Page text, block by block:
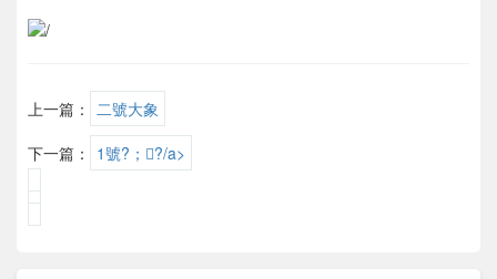
上一篇：
二號大象
下一篇：
1號?；?/a>